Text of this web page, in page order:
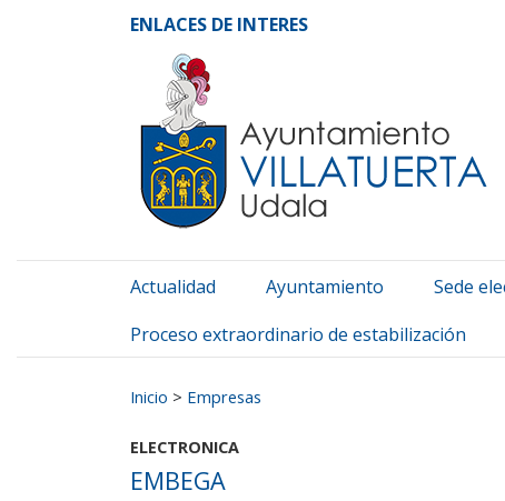
Ayuntamiento de
ENLACES DE INTERES
Actualidad Ayuntamiento Sede
Proceso extraordinario de estabilización
Inicio > Empresas
ELECTRONICA
EMBEGA